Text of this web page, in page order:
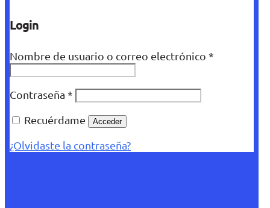
Login
Nombre de usuario o correo electrónico *
Contraseña *
Recuérdame
Acceder
¿Olvidaste la contraseña?